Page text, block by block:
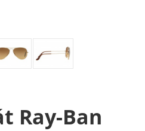
Ray-Ban